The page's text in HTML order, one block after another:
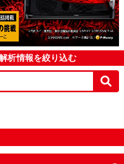
析情報を絞り込む